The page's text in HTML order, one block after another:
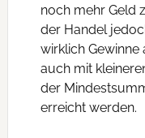
noch mehr Geld
der Handel
wirklich Gewinne
auch mit
der
erreicht werden.